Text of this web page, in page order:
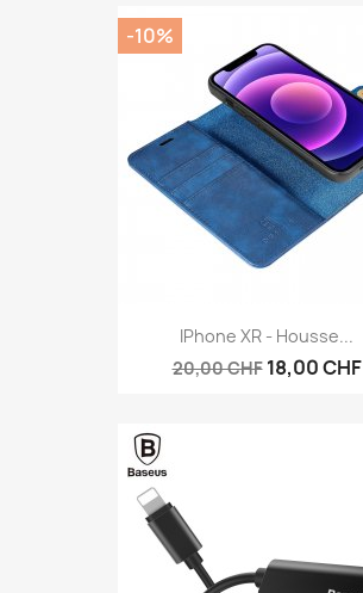
IPhone XR - Housse...
20,00 CHF 18,00 CHF
-10%